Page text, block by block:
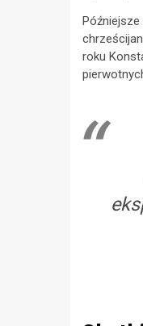
roku